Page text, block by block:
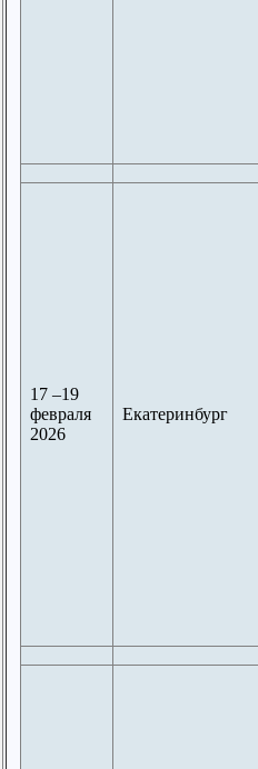
17 –19
февраля
2026
Екатеринбург